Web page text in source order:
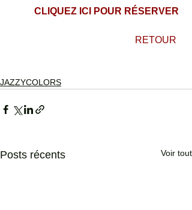
CLIQUEZ ICI POUR RÉSERVER
RETOUR
JAZZYCOLORS
Posts récents Voir tout